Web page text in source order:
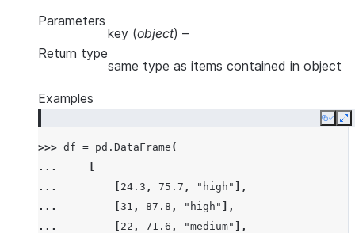
Parameters
key (object) –
Return type
same type as items contained in object
Examples
Copy
>>> df = pd . DataFrame (
...
...
24.3 , 75.7 , "high"
],
...
31 , 87.8 , "high"
],
...
22 , 71.6 , "medium"
],